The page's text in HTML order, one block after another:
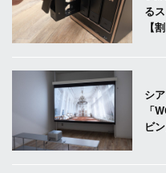
る
【
シ
「
ビ